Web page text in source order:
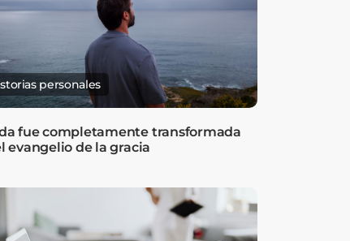
personales
fue completamente transformada
evangelio de la gracia